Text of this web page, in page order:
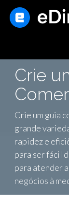
Crie
Crie um guia
grande
rapidez e
para ser fácil
para atender
negócios à